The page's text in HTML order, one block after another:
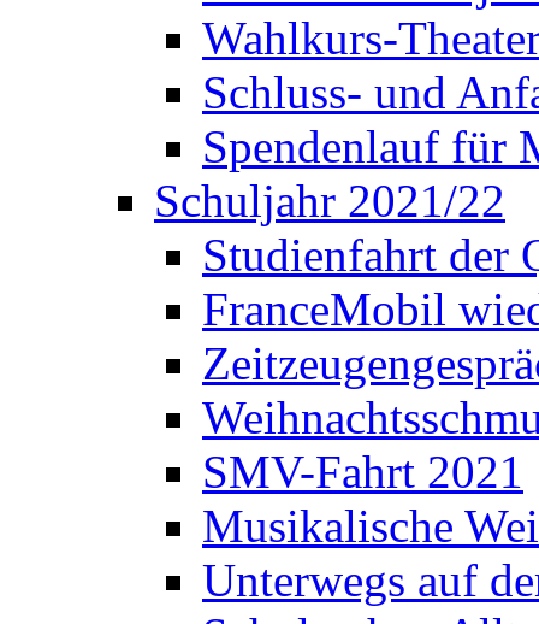
Wahlkurs-
Schluss- und
Spendenlauf für
Schuljahr 2021/22
Studienfahrt der
FranceMobil
SMV-Fahrt 2021
Musikalische
Unterwegs auf